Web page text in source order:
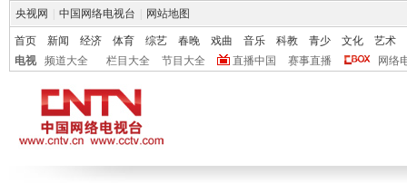
央视网 中国网络电视台 网站地图
首页 新闻 经济 体育 综艺 春晚 戏曲 音乐 科教 青少 文化
艺术
电视
频道大全 栏目大全 节目大全 直播中国 赛事直播 网络